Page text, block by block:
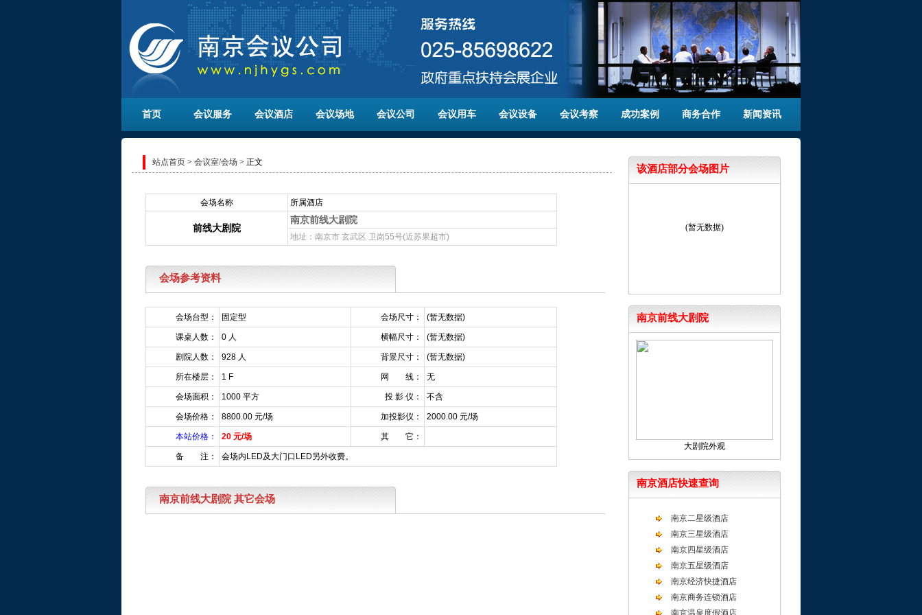
首页 会议服务 会议酒店 会议场地 会议公司 会议用车 会议设备 会议考察 成功案例 商务合作 新闻资讯
站点首页 > 会议室/会场 > 正文
会场名称 所属酒店
前线大剧院
南京前线大剧院
地址：南京市 玄武区 卫岗55号(近苏果超市)
会场参考资料
会场台型： 固定型 会场尺寸： (暂无数据)
课桌人数： 0 人 横幅尺寸： (暂无数据)
剧院人数： 928 人 背景尺寸： (暂无数据)
所在楼层： 1 F 网 线： 无
会场面积： 1000 平方 投 影 仪： 不含
会场价格： 8800.00 元/场 加投影仪： 2000.00 元/场
本站价格： 20 元/场 其 它：
备 注： 会场内LED及大门口LED另外收费。
南京前线大剧院 其它会场
该酒店部分会场图片
(暂无数据)
南京前线大剧院
大剧院外观
南京酒店快速查询
南京二星级酒店
南京三星级酒店
南京四星级酒店
南京五星级酒店
南京经济快捷酒店
南京商务连锁酒店
南京温泉度假酒店